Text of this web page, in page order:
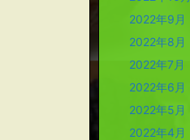
2022年9月
2022年8月
2022年7月
2022年6月
2022年5月
2022年4月